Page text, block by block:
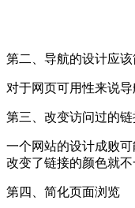
第二、导航的设计应
对于网页可用性来说
第三、改变访问过的
一个网站的设计成败
改变了链接的颜色就不
第四、简化页面浏览